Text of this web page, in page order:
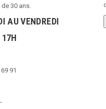
30 ans.
AU VENDREDI
91